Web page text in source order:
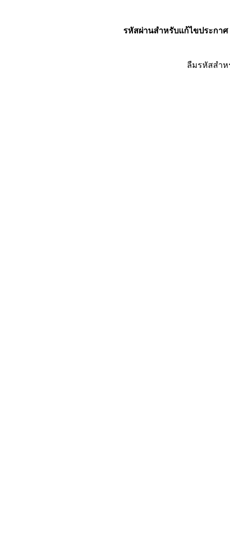
รหัสผ่านสำหรับแก้ไขประกาศ
ลืมรหัสสำ